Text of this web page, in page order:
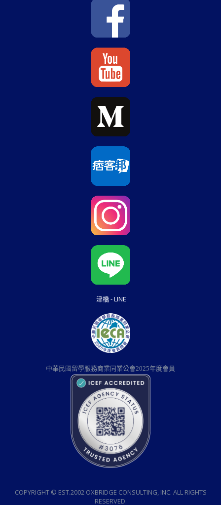
津橋 - LINE
中華民國留學服務商業同業公會2025年度會員
COPYRIGHT © EST.2002 OXBRIDGE CONSULTING, INC. ALL RIGHTS
RESERVED.